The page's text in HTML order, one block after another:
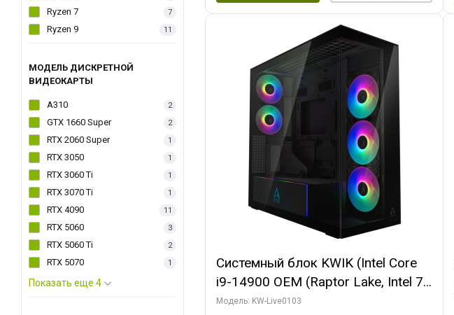
Ryzen 7 7
Ryzen 9 11
МОДЕЛЬ ДИСКРЕТНОЙ
ВИДЕОКАРТЫ
A310 2
GTX 1660 Super 2
RTX 2060 Super 1
RTX 3050 1
RTX 3060 Ti 1
RTX 3070 Ti 1
RTX 4090 11
RTX 5060 3
RTX 5060 Ti 2
RTX 5070 1
Показать еще 4
Системный блок KWIK (Intel Core
i9-14900 OEM (Raptor Lake, Intel 7,
C24 16EC/8PC// 64 ГБ ОЗУ (2
Модель: KW-Live0103